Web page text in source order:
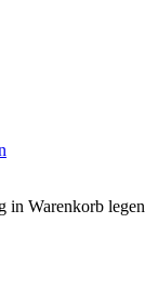
in Warenkorb legen